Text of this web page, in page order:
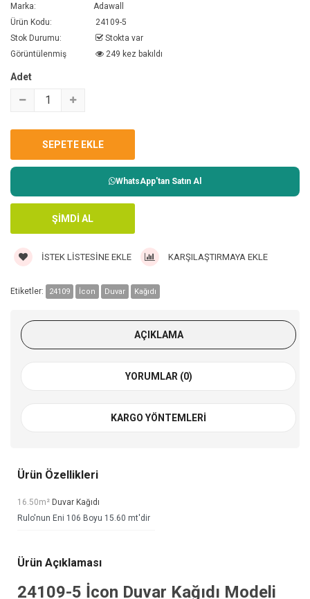
Marka:
Adawall
Ürün Kodu:
24109-5
Stok Durumu:
Stokta var
Görüntülenmiş
249 kez bakıldı
Adet
WhatsApp'tan Satın Al
İSTEK LISTESINE EKLE KARŞILAŞTIRMAYA EKLE
Etiketler: 24109 İcon Duvar Kağıdı
AÇIKLAMA
YORUMLAR (0)
KARGO YÖNTEMLERI
Ürün Özellikleri
16.50m² Duvar Kağıdı
Rulo'nun Eni 106 Boyu 15.60 mt'dir
Ürün Açıklaması
24109-5 İcon Duvar Kağıdı Modeli